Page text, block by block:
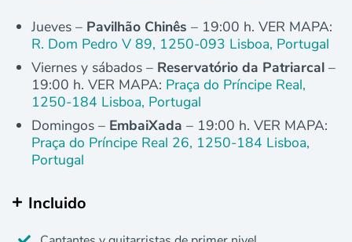
Jueves – Pavilhão Chinês – 19:00 h. VER MAPA:
R. Dom Pedro V 89, 1250-093 Lisboa, Portugal
Viernes y sábados – Reservatório da Patriarcal –
19:00 h. VER MAPA: Praça do Príncipe Real,
1250-184 Lisboa, Portugal
Domingos – EmbaiXada – 19:00 h. VER MAPA:
Praça do Príncipe Real 26, 1250-184 Lisboa,
Portugal
Incluido